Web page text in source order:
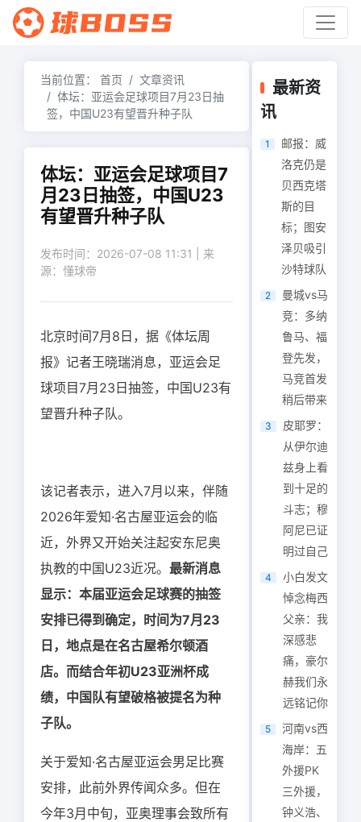
当前位置： 首页
文章资讯
体坛：亚运会足球项目7月23日抽
签，中国U23有望晋升种子队
体坛：亚运会足球项目7
月23日抽签，中国U23
有望晋升种子队
发布时间：2026-07-08 11:31 | 来
源：懂球帝
北京时间7月8日，据《体坛周
报》记者王晓瑞消息，亚运会足
球项目7月23日抽签，中国U23有
望晋升种子队。
该记者表示，进入7月以来，伴随
2026年爱知·名古屋亚运会的临
近，外界又开始关注起安东尼奥
执教的中国U23近况。 最新消息
显示：本届亚运会足球赛的抽签
安排已得到确定，时间为7月23
日，地点是在名古屋希尔顿酒
店。而结合年初U23亚洲杯成
绩，中国队有望破格被提名为种
子队。
关于爱知·名古屋亚运会男足比赛
安排，此前外界传闻众多。但在
今年3月中旬，亚奥理事会致所有
最新资
讯
1
邮报：威
洛克仍是
贝西克塔
斯的目
标；图安
泽贝吸引
沙特球队
2
曼城vs马
竞：多纳
鲁马、福
登先发，
马竞首发
稍后带来
3
皮耶罗：
从伊尔迪
兹身上看
到十足的
斗志；穆
阿尼已证
明过自己
4
小白发文
悼念梅西
父亲：我
深感悲
痛，豪尔
赫我们永
远铭记你
5
河南vs西
海岸：五
外援PK
三外援，
钟义浩、